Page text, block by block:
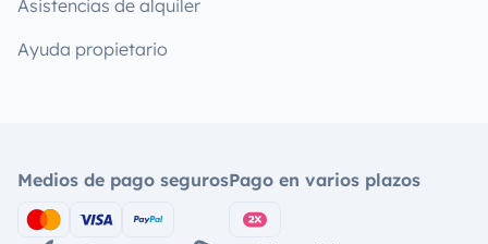
Asistencias de alquiler
Ayuda propietario
Medios de pago segurosPago en varios plazos